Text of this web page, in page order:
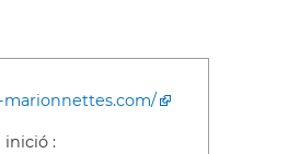
inició :